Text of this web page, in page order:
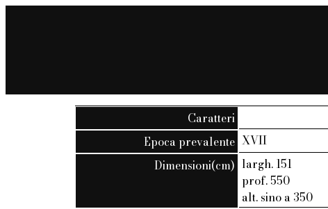
Caratteri
Epoca prevalente XVII
Dimensioni(cm) largh. 151
prof. 550
alt. sino a 350